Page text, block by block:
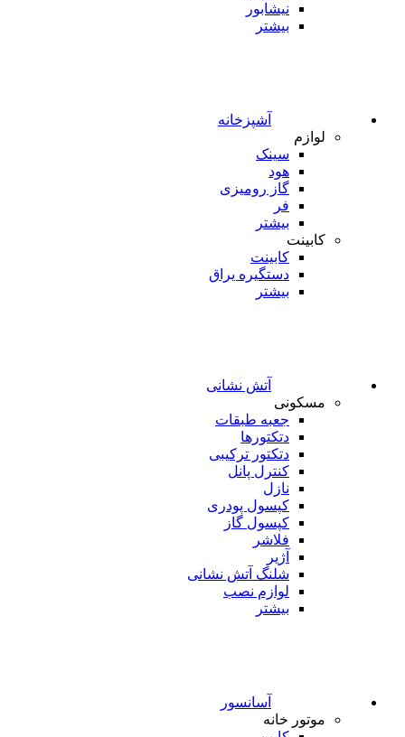
نیشابور
بیشتر
آشپزخانه
لوازم
سینک
هود
گاز رومیزی
فر
بیشتر
کابینت
کابینت
دستگیره یراق
بیشتر
آتش نشانی
مسکونی
جعبه طبقات
دتکتورها
دتکتور ترکیبی
کنترل پانل
نازل
کپسول پودری
کپسول گاز
فلاشر
آژیر
شلنگ آتش نشانی
لوازم نصب
بیشتر
آسانسور
موتور خانه